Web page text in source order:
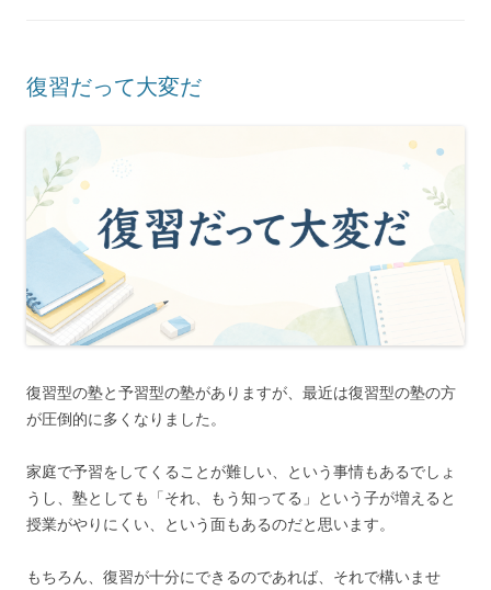
復習だって大変だ
復習型の塾と予習型の塾がありますが、最近は復習型の塾の方
が圧倒的に多くなりました。
家庭で予習をしてくることが難しい、という事情もあるでしょ
うし、塾としても「それ、もう知ってる」という子が増えると
授業がやりにくい、という面もあるのだと思います。
もちろん、復習が十分にできるのであれば、それで構いませ